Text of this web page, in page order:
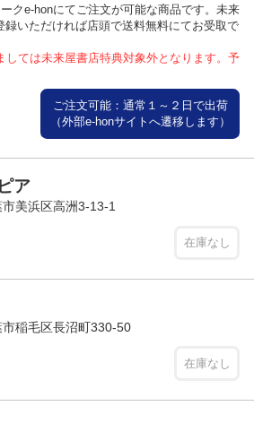
クe-honにてご注文が可能な商品です。未来
録いただければ店頭で送料無料にてお受取で
ては未来屋書店特典対象外となります。予
ご注文可能：通常１～２日で出荷
（外部e-honサイトへ遷移します）
ア
美浜区高洲3-13-1
在庫なし
稲毛区長沼町330-50
在庫なし